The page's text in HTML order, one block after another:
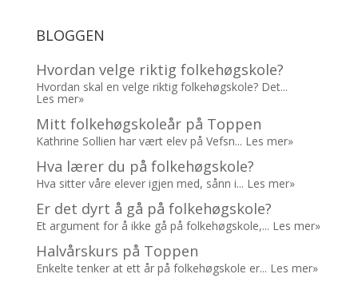
BLOGGEN
Hvordan velge riktig folkehøgskole?
Hvordan skal en velge riktig folkehøgskole? Det...
Les mer»
Mitt folkehøgskoleår på Toppen
Kathrine Sollien har vært elev på Vefsn... Les mer»
Hva lærer du på folkehøgskole?
Hva sitter våre elever igjen med, sånn i... Les mer»
Er det dyrt å gå på folkehøgskole?
Et argument for å ikke gå på folkehøgskole,... Les mer»
Halvårskurs på Toppen
Enkelte tenker at ett år på folkehøgskole er... Les mer»